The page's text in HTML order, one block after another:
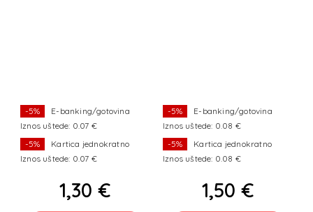
-5%
E-banking/gotovina
Iznos uštede: 0.07 €
-5%
Kartica jednokratno
Iznos uštede: 0.07 €
1,30 €
-5%
E-banking/gotovina
Iznos uštede: 0.08 €
-5%
Kartica jednokratno
Iznos uštede: 0.08 €
1,50 €